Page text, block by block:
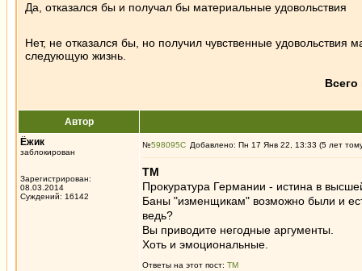
Да, отказался бы и получал бы материальные удовольствия
Нет, не отказался бы, но получил чувственные удовольствия
следующую жизнь.
Автор
Ёжик
заблокирован
Зарегистрирован:
08.03.2014
Суждений: 16142
№598095 Добавлено: Пн 17 Янв 22, 13:33 (5 лет
ТМ
Прокуратура Германии - истина в
Баны "изменщикам" возможно были и
ведь?
Вы приводите негодные аргументы.
Хоть и эмоциональные.
Ответы на этот пост: ТМ